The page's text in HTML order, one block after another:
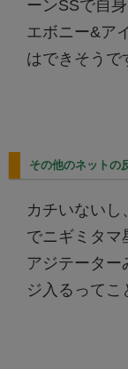
ーンSSで自
エボニー&ア
はできそうで
その他のネットの
カチいないし
でニギミタマ
アジテーター
ジ入るってこ